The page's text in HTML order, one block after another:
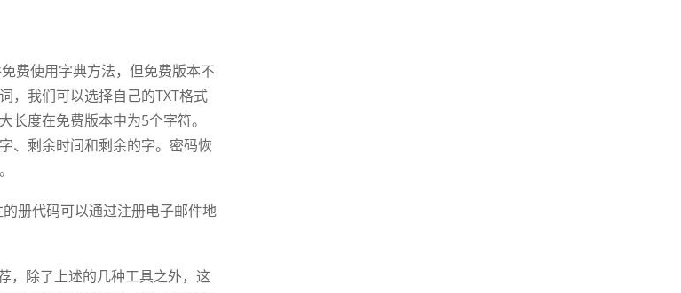
使用字典方法，但免费版本不
，我们可以选择自己的TXT格式
度在免费版本中为5个字符。
、剩余时间和剩余的字。密码恢
册代码可以通过注册电子邮件地
除了上述的几种工具之外，这